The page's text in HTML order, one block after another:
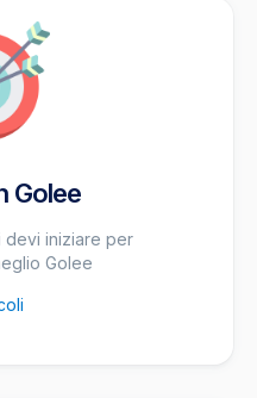
Golee
devi iniziare per
Golee